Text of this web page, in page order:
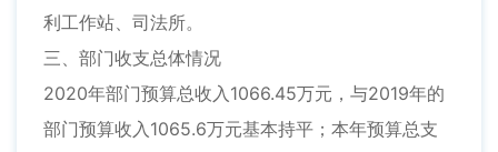
利工作站、司法所。
三、部门收支总体情况
2020年部门预算总收入1066.45万元，与2019年的
部门预算收入1065.6万元基本持平；本年预算总支